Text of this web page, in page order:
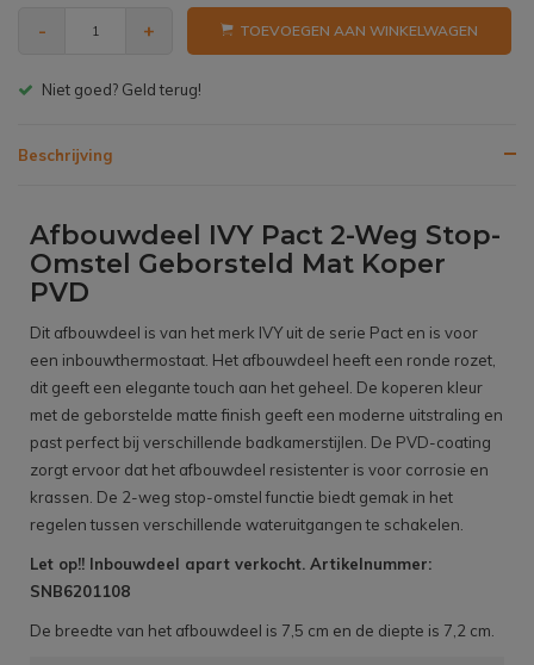
- + TOEVOEGEN AAN WINKELWAGEN
Gratis bezorgen v.a. € 150,- (NL)
Beschrijving
Afbouwdeel IVY Pact 2-Weg Stop-
Omstel Geborsteld Mat Koper
PVD
Dit afbouwdeel is van het merk IVY uit de serie Pact en is voor
een inbouwthermostaat. Het afbouwdeel heeft een ronde rozet,
dit geeft een elegante touch aan het geheel. De koperen kleur
met de geborstelde matte finish geeft een moderne uitstraling en
past perfect bij verschillende badkamerstijlen. De PVD-coating
zorgt ervoor dat het afbouwdeel resistenter is voor corrosie en
krassen. De 2-weg stop-omstel functie biedt gemak in het
regelen tussen verschillende wateruitgangen te schakelen.
Let op!! Inbouwdeel apart verkocht. Artikelnummer:
SNB6201108
De breedte van het afbouwdeel is 7,5 cm en de diepte is 7,2 cm.